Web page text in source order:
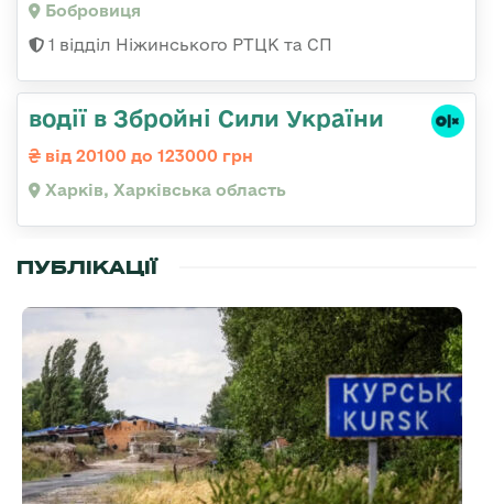
Бобровиця
1 відділ Ніжинського РТЦК та СП
водії в Збройні Сили України
від 20100 до 123000 грн
Харків, Харківська область
ПУБЛІКАЦІЇ